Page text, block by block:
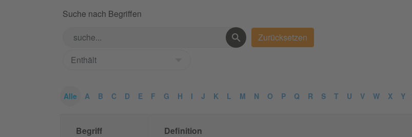
Suche nach Begriffen
Alle A B C D E F G H I J K L M N O P Q R S T U V W X Y
Begriff Definition